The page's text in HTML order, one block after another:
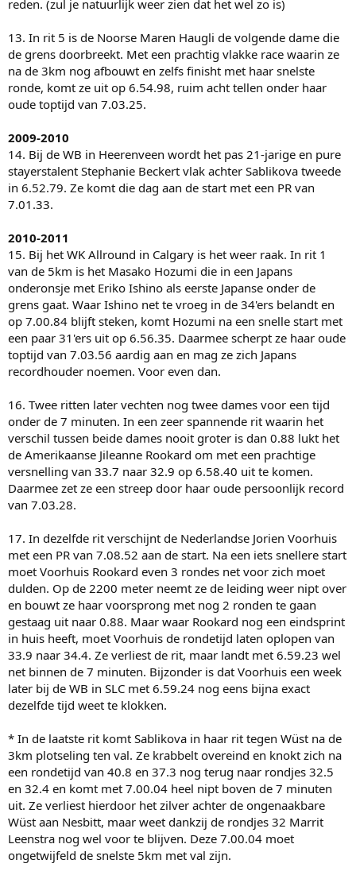
reden. (zul je natuurlijk weer zien dat het wel zo is)
13. In rit 5 is de Noorse Maren Haugli de volgende dame die
de grens doorbreekt. Met een prachtig vlakke race waarin ze
na de 3km nog afbouwt en zelfs finisht met haar snelste
ronde, komt ze uit op 6.54.98, ruim acht tellen onder haar
oude toptijd van 7.03.25.
2009-2010
14. Bij de WB in Heerenveen wordt het pas 21-jarige en pure
stayerstalent Stephanie Beckert vlak achter Sablikova tweede
in 6.52.79. Ze komt die dag aan de start met een PR van
7.01.33.
2010-2011
15. Bij het WK Allround in Calgary is het weer raak. In rit 1
van de 5km is het Masako Hozumi die in een Japans
onderonsje met Eriko Ishino als eerste Japanse onder de
grens gaat. Waar Ishino net te vroeg in de 34'ers belandt en
op 7.00.84 blijft steken, komt Hozumi na een snelle start met
een paar 31'ers uit op 6.56.35. Daarmee scherpt ze haar oude
toptijd van 7.03.56 aardig aan en mag ze zich Japans
recordhouder noemen. Voor even dan.
16. Twee ritten later vechten nog twee dames voor een tijd
onder de 7 minuten. In een zeer spannende rit waarin het
verschil tussen beide dames nooit groter is dan 0.88 lukt het
de Amerikaanse Jileanne Rookard om met een prachtige
versnelling van 33.7 naar 32.9 op 6.58.40 uit te komen.
Daarmee zet ze een streep door haar oude persoonlijk record
van 7.03.28.
17. In dezelfde rit verschijnt de Nederlandse Jorien Voorhuis
met een PR van 7.08.52 aan de start. Na een iets snellere start
moet Voorhuis Rookard even 3 rondes net voor zich moet
dulden. Op de 2200 meter neemt ze de leiding weer nipt over
en bouwt ze haar voorsprong met nog 2 ronden te gaan
gestaag uit naar 0.88. Maar waar Rookard nog een eindsprint
in huis heeft, moet Voorhuis de rondetijd laten oplopen van
33.9 naar 34.4. Ze verliest de rit, maar landt met 6.59.23 wel
net binnen de 7 minuten. Bijzonder is dat Voorhuis een week
later bij de WB in SLC met 6.59.24 nog eens bijna exact
dezelfde tijd weet te klokken.
* In de laatste rit komt Sablikova in haar rit tegen Wüst na de
3km plotseling ten val. Ze krabbelt overeind en knokt zich na
een rondetijd van 40.8 en 37.3 nog terug naar rondjes 32.5
en 32.4 en komt met 7.00.04 heel nipt boven de 7 minuten
uit. Ze verliest hierdoor het zilver achter de ongenaakbare
Wüst aan Nesbitt, maar weet dankzij de rondjes 32 Marrit
Leenstra nog wel voor te blijven. Deze 7.00.04 moet
ongetwijfeld de snelste 5km met val zijn.